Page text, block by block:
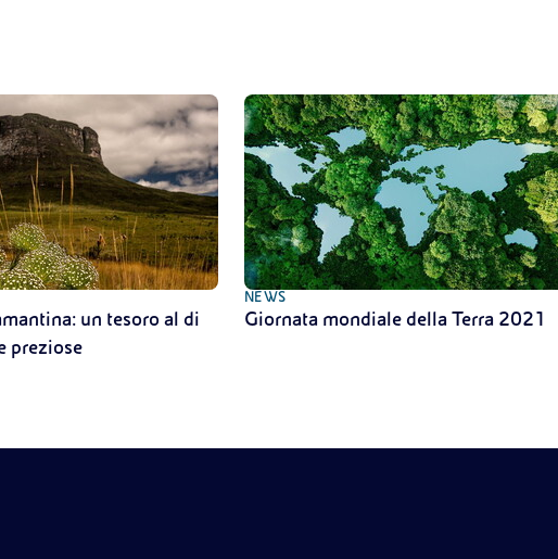
un tesoro al di
preziose
NEWS
Giornata mondiale della Terra 2021